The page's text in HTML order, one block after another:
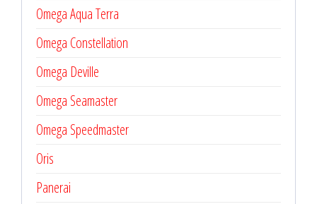
Omega Aqua Terra
Omega Constellation
Omega Deville
Omega Seamaster
Omega Speedmaster
Oris
Panerai